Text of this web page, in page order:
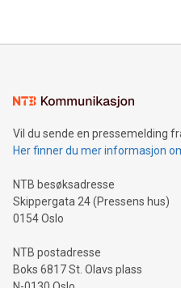
Vil du sende en pressemelding
Her finner du mer informasjon
NTB besøksadresse
Skippergata 24 (Pressens hus)
0154 Oslo
NTB postadresse
Boks 6817 St. Olavs plass